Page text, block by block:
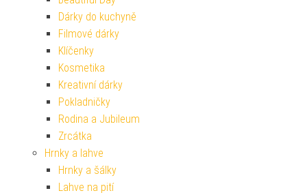
Dárky do kuchyně
Filmové dárky
Klíčenky
Kosmetika
Kreativní dárky
Pokladničky
Rodina a Jubileum
Zrcátka
Hrnky a lahve
Hrnky a šálky
Lahve na pití